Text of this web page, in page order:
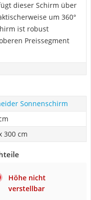
dieser Schirm über
um 360°
ist robust
Preissegment
Sonnenschirm
300 cm
Höhe nicht
verstellbar